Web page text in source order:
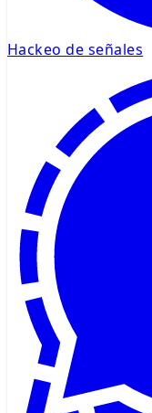
Hackeo de señales